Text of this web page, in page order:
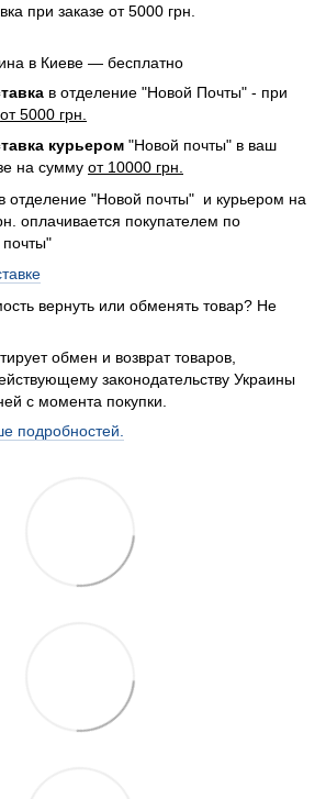
при заказе от 5000 грн.
в Киеве — бесплатно
в отделение "Новой Почты" - при
от 5000 грн.
курьером "Новой почты" в ваш
на сумму от 10000 грн.
в отделение "Новой почты" и курьером на
оплачивается покупателем по
вернуть или обменять товар? Не
обмен и возврат товаров,
законодательству Украины
с момента покупки.
подробностей.